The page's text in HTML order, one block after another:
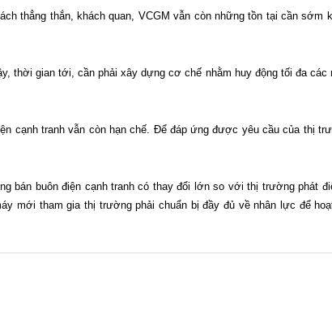
thẳng thắn, khách quan, VCGM vẫn còn những tồn tại cần sớm
thời gian tới, cần phải xây dựng cơ chế nhằm huy động tối đa các
cạnh tranh vẫn còn hạn chế. Để đáp ứng được yêu cầu của thị
buôn điện cạnh tranh có thay đổi lớn so với thị trường phát
mới tham gia thị trường phải chuẩn bị đầy đủ về nhân lực để